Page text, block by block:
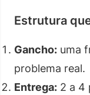
Estrutura
Gancho: uma
problema real.
Entrega: 2 a 4